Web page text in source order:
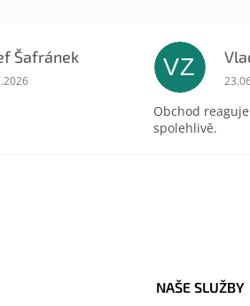
Šafránek
obchodu je 5 z 5 hvězdiček.
VZ
Obchod
spolehlivě.
NAŠE SLUŽBY